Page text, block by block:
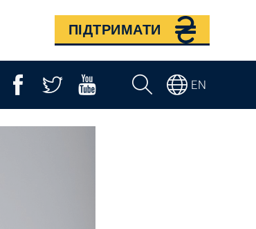
ПІДТРИМАТИ
EN